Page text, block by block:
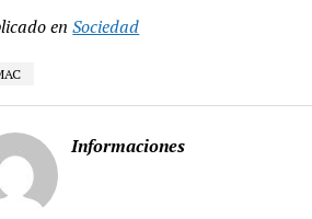
en Sociedad
Informaciones